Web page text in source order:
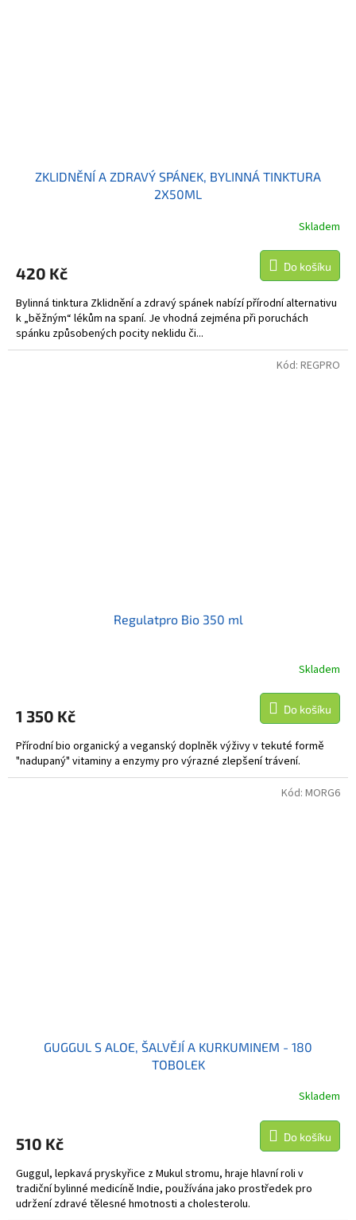
ZKLIDNĚNÍ A ZDRAVÝ SPÁNEK, BYLINNÁ TINKTURA
2X50ML
Skladem
420 Kč Do košíku
Bylinná tinktura Zklidnění a zdravý spánek nabízí přírodní alternativu
k „běžným“ lékům na spaní. Je vhodná zejména při poruchách
spánku způsobených pocity neklidu či...
Regulatpro Bio 350 ml
Skladem
1 350 Kč Do košíku
Přírodní bio organický a veganský doplněk výživy v tekuté formě
"nadupaný" vitaminy a enzymy pro výrazné zlepšení trávení.
Kód: REGPRO
GUGGUL S ALOE, ŠALVĚJÍ A KURKUMINEM - 180
TOBOLEK
Skladem
510 Kč Do košíku
Guggul, lepkavá pryskyřice z Mukul stromu, hraje hlavní roli v
tradiční bylinné medicíně Indie, používána jako prostředek pro
udržení zdravé tělesné hmotnosti a cholesterolu.
Kód: MORG6